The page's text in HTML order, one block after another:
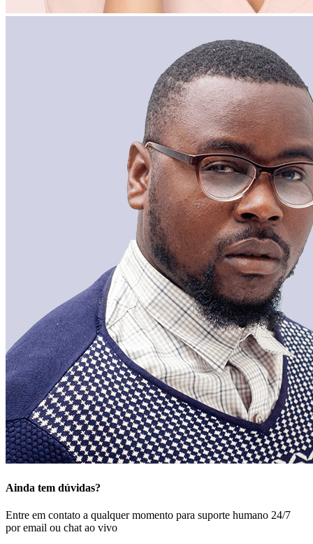
Ainda tem dúvidas?
Entre em contato a qualquer momento para suporte humano 24/7
por email ou chat ao vivo